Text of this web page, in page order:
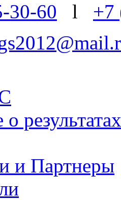
30-60 l +7
и Партнеры